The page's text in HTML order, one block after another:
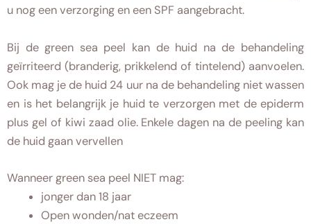
u nog een verzorging en een SPF aangebracht.
Bij de green sea peel kan de huid na de behandeling
geïrriteerd (branderig, prikkelend of tintelend) aanvoelen.
Ook mag je de huid 24 uur na de behandeling niet wassen
en is het belangrijk je huid te verzorgen met de epiderm
plus gel of kiwi zaad olie. Enkele dagen na de peeling kan
de huid gaan vervellen
Wanneer green sea peel NIET mag:
jonger dan 18 jaar
Open wonden/nat eczeem